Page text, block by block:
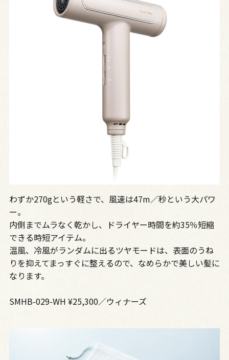
わずか270gという軽さで、風速は47m／秒という大パワ
ー。
内側までムラなく乾かし、ドライヤー時間を約35％短縮
できる時短アイテム。
温風、冷風がランダムに出るツヤモードは、表面のうね
りを抑えてまっすぐに整えるので、なめらかで美しい髪に
なります。
SMHB-029-WH ¥25,300／ウィナーズ